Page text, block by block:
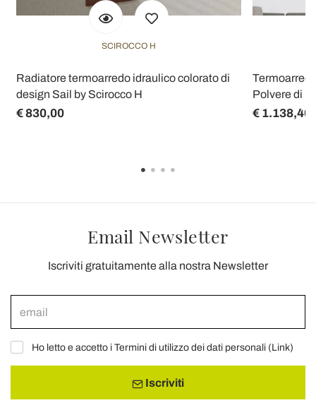
SCIROCCO H
Radiatore termoarredo idraulico colorato di
design Sail by Scirocco H
€ 830,00
Polvere di
€ 1.138,40
Email Newsletter
Iscriviti gratuitamente alla nostra Newsletter
Ho letto e accetto i Termini di utilizzo dei dati personali (Link)
Iscriviti